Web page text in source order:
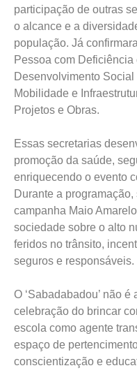
participação de outras
o alcance e a
população. Já
Pessoa com
Desenvolvimento
Mobilidade e
Projetos e Obras.
Essas secretarias
promoção da saúde,
enriquecendo o evento
Durante a
campanha Maio
sociedade sobre o alto
feridos no trânsito,
seguros e responsáveis.
O ‘Sabadabadou’ não
celebração do brincar
escola como agente
espaço de
conscientização e